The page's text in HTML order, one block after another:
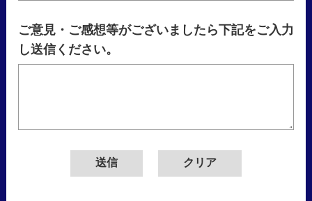
ご意見・ご感想等がございましたら下記をご入力
し送信ください。